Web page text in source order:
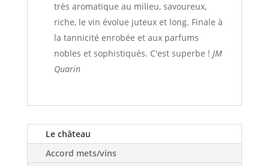
très aromatique au milieu, savoureux,
riche, le vin évolue juteux et long. Finale à
la tannicité enrobée et aux parfums
nobles et sophistiqués. C'est superbe ! JM
Quarin
Le château
Accord mets/vins